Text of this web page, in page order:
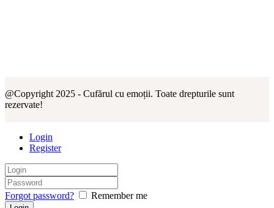
@Copyright 2025 - Cufărul cu emoții. Toate drepturile sunt
rezervate!
Login
Register
Forgot password? Remember me